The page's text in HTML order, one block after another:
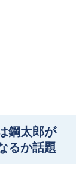
鋼太郎が
るか話題